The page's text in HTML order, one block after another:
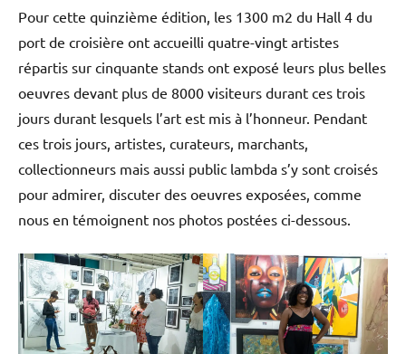
Pour cette quinzième édition, les 1300 m2 du Hall 4 du
port de croisière ont accueilli quatre-vingt artistes
répartis sur cinquante stands ont exposé leurs plus belles
oeuvres devant plus de 8000 visiteurs durant ces trois
jours durant lesquels l’art est mis à l’honneur. Pendant
ces trois jours, artistes, curateurs, marchants,
collectionneurs mais aussi public lambda s’y sont croisés
pour admirer, discuter des oeuvres exposées, comme
nous en témoignent nos photos postées ci-dessous.